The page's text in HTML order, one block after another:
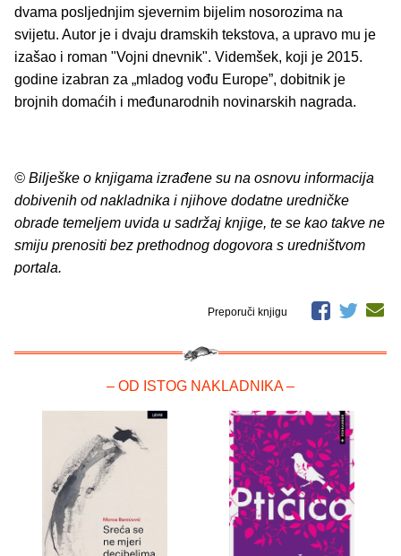
dvama posljednjim sjevernim bijelim nosorozima na
svijetu. Autor je i dvaju dramskih tekstova, a upravo mu je
izašao i roman "Vojni dnevnik". Videmšek, koji je 2015.
godine izabran za „mladog vođu Europe”, dobitnik je
brojnih domaćih i međunarodnih novinarskih nagrada.
© Bilješke o knjigama izrađene su na osnovu informacija
dobivenih od nakladnika i njihove dodatne uredničke
obrade temeljem uvida u sadržaj knjige, te se kao takve ne
smiju prenositi bez prethodnog dogovora s uredništvom
portala.
Preporuči knjigu
– OD ISTOG NAKLADNIKA –